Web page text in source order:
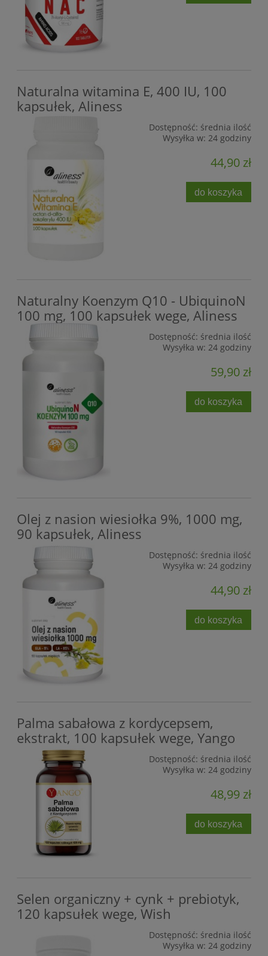
Naturalna witamina E, 400 IU, 100
kapsułek, Aliness
Dostępność: średnia ilość
Wysyłka w: 24 godziny
44,90 zł
do koszyka
Naturalny Koenzym Q10 - UbiquinoN
100 mg, 100 kapsułek wege, Aliness
Dostępność: średnia ilość
Wysyłka w: 24 godziny
59,90 zł
do koszyka
Olej z nasion wiesiołka 9%, 1000 mg,
90 kapsułek, Aliness
Dostępność: średnia ilość
Wysyłka w: 24 godziny
44,90 zł
do koszyka
Palma sabałowa z kordycepsem,
ekstrakt, 100 kapsułek wege, Yango
Dostępność: średnia ilość
Wysyłka w: 24 godziny
48,99 zł
do koszyka
Selen organiczny + cynk + prebiotyk,
120 kapsułek wege, Wish
Dostępność: średnia ilość
Wysyłka w: 24 godziny